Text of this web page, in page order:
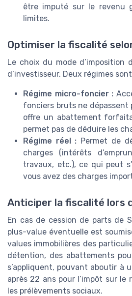
être imputé sur le revenu
limites.
Optimiser la fiscalité
Le choix du mode d’imposition
d’investisseur. Deux régimes
Régime micro-foncier :
fonciers bruts ne dépassent
offre un abattement
permet pas de déduire les
Régime réel : Permet de
charges (intérêts
travaux, etc.), ce qui peut
vous avez des charges
Anticiper la fiscalité lors
En cas de cession de parts de
plus-value éventuelle est
values immobilières des
détention, des abattements
s’appliquent, pouvant aboutir à
après 22 ans pour l’impôt sur le
les prélèvements sociaux.